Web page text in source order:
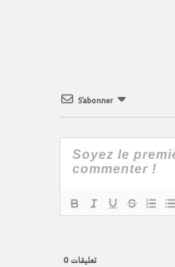
S’abonner
0تعليقات